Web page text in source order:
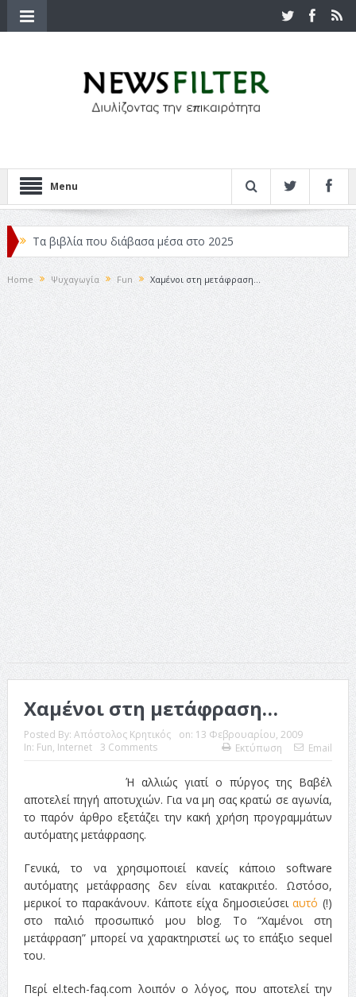
Menu
Τα βιβλία που διάβασα μέσα στο 2025
Κριτικές ταινιών: Ο Ντι Κάπριο και ο Λάνθιμος
Σχεδιασμός που «Μιλάει» Χωρίς Λέξεις
Σπιρτόκουτο: η απόλυτη αντισυμβατική καλοκαιρινή
ταινία
Το Top 5 της εβδομάδας #517
Το νουάρ στον ελληνικό κινηματογράφο
Η Φροντίδα Έχει Πολλές Μορφές: Κι Όλες Σε Αφορούν
Τρία Βήματα Μπροστά για Σένα και την Επιχείρησή σου
Όψεις και Απόψεις
Αξίζει άραγε?
Home Ψυχαγωγία Fun Χαμένοι στη μετάφραση…
Χαμένοι στη μετάφραση…
Posted By: Απόστολος Κρητικός on: 13 Φεβρουαρίου, 2009
In: Fun, Internet 3 Comments Εκτύπωση Email
Ή αλλιώς γιατί ο πύργος της Βαβέλ
αποτελεί πηγή αποτυχιών. Για να μη σας κρατώ σε αγωνία,
το παρόν άρθρο εξετάζει την κακή χρήση προγραμμάτων
αυτόματης μετάφρασης.
Γενικά, το να χρησιμοποιεί κανείς κάποιο software
αυτόματης μετάφρασης δεν είναι κατακριτέο. Ωστόσο,
μερικοί το παρακάνουν. Κάποτε είχα δημοσιεύσειαυτό (!)
στο παλιό προσωπικό μου blog. Το “Χαμένοι στη
μετάφραση” μπορεί να χαρακτηριστεί ως το επάξιο sequel
του.
Περί el.tech-faq.com λοιπόν ο λόγος, που αποτελεί την